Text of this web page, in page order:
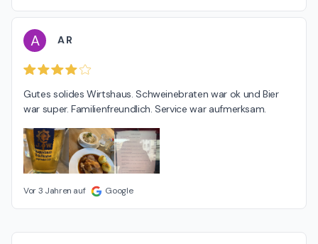
A A R
Gutes solides Wirtshaus. Schweinebraten war ok und Bier
war super. Familienfreundlich. Service war aufmerksam.
Vor 3 Jahren auf Google